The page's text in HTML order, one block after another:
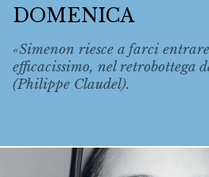
DOMENICA
«Simenon riesce a farci
efficacissimo, nel retrobottega
(Philippe Claudel).